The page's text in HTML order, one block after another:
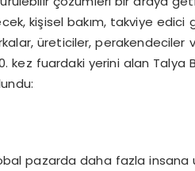
kişisel bakım, takviye edici
üreticiler, perakendeciler
kez fuardaki yerini alan Talya
pazarda daha fazla insana